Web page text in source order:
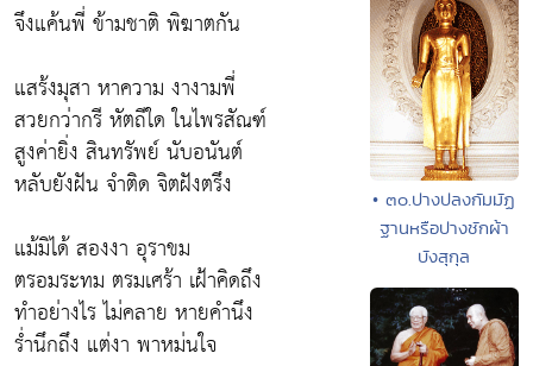
จึงแค้นพี่ ข้ามชาติ พิฆาตกัน
แสร้งมุสา หาความ งางามพี่
สวยกว่ากรี หัตถีใด ในไพรสัณฑ์
สูงค่ายิ่ง สินทรัพย์ นับอนันต์
หลับยังฝัน จำติด จิตฝังตรึง
แม้มิได้ สองงา อุราขม
ตรอมระทม ตรมเศร้า เฝ้าคิดถึง
ทำอย่างไร ไม่คลาย หายคำนึง
ร่ำนึกถึง แต่งา พาหม่นใจ
• ๓๐.ปางปลงกัมมัฏ
ฐานหรือปางชักผ้า
บังสุกุล